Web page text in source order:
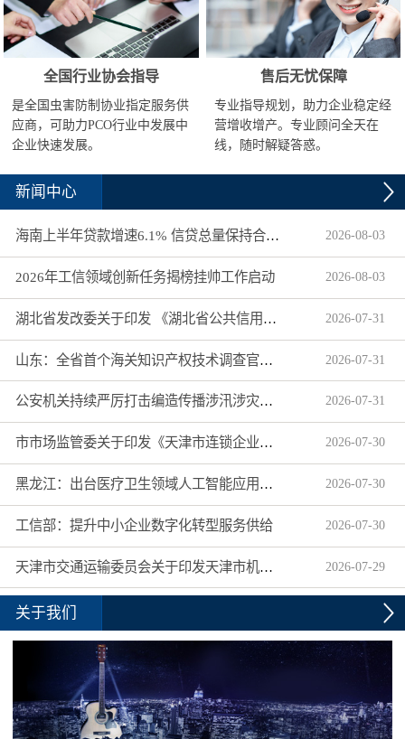
全国行业协会指导
是全国虫害防制协业指定服务供
应商，可助力PCO行业中发展中
企业快速发展。
售后无忧保障
专业指导规划，助力企业稳定经
营增收增产。专业顾问全天在
线，随时解疑答惑。
新闻中心
海南上半年贷款增速6.1% 信贷总量保持合理平稳增长 2026-08-03
2026年工信领域创新任务揭榜挂帅工作启动 2026-08-03
湖北省发改委关于印发 《湖北省公共信用信息目录（2026年版）》的通知 2026-07-31
山东：全省首个海关知识产权技术调查官制度落地济南自贸片区 2026-07-31
公安机关持续严厉打击编造传播涉汛涉灾网络谣言 2026-07-31
市市场监管委关于印发《天津市连锁企业食品经营许可“先证后核”信用承诺审批实施办法》的通知 2026-07-30
黑龙江：出台医疗卫生领域人工智能应用工作实施方案 2026-07-30
工信部：提升中小企业数字化转型服务供给 2026-07-30
天津市交通运输委员会关于印发天津市机动车驾驶员培训机构及教练员综合信用评价管理办法的通知 2026-07-29
关于我们